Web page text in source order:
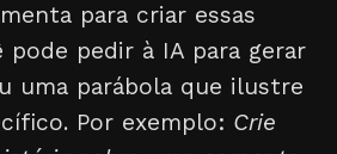
para criar essas
pode pedir à IA para gerar
uma parábola que ilustre
Por exemplo: Crie